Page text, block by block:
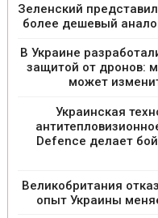
Зеленский
более дешевый
В Украине
защитой от дронов:
может
Украинская
Defence делает
Великобритания
опыт Украины